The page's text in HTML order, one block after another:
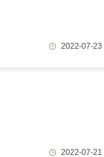
2022-07-23
2022-07-21